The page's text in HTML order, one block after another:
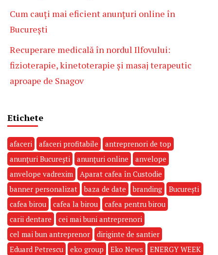
Cum cauți mai eficient anunțuri online în
București
Recuperare medicală în nordul Ilfovului:
fizioterapie, kinetoterapie și masaj terapeutic
aproape de Snagov
Etichete
afaceri afaceri profitabile
antreprenori de top
anunțuri București
anunțuri online
anvelope
anvelope vadrexim
Aparat cafea în Custodie
banner personalizat
baza de date branding
București
cafea birou
cafea la birou
cafea pentru birou
carii dentare
cei mai buni antreprenori
cel mai bun antreprenor
diriginte de santier
Eduard Petrescu
eko group Eko News
ENERGY WEEK